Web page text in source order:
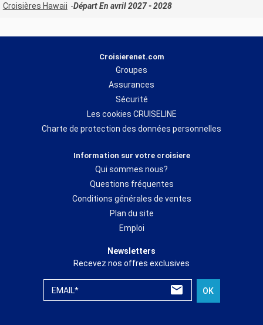
Croisières Hawaii
Départ En avril 2027 - 2028
Croisierenet.com
Groupes
Assurances
Sécurité
Les cookies CRUISELINE
Charte de protection des données personnelles
Information sur votre croisiere
Qui sommes nous?
Questions fréquentes
Conditions générales de ventes
Plan du site
Emploi
Newsletters
Recevez nos offres exclusives
EMAIL* OK